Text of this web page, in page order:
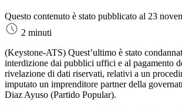
Questo contenuto è stato pubblicato al 23
2 minuti
(Keystone-ATS) Quest’ultimo è stato
interdizione dai pubblici uffici e al pagamento
rivelazione di dati riservati, relativi a un
imputato un imprenditore partner della
Diaz Ayuso (Partido Popular).